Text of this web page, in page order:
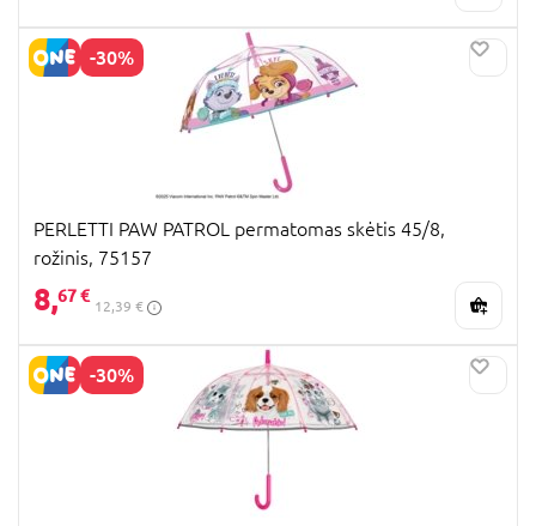
-30%
PERLETTI PAW PATROL permatomas skėtis 45/8,
rožinis, 75157
8,67 €
12,39 €
-30%